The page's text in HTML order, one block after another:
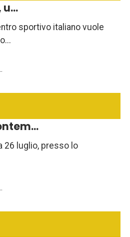
sportivo italiano vuole
26 luglio, presso lo